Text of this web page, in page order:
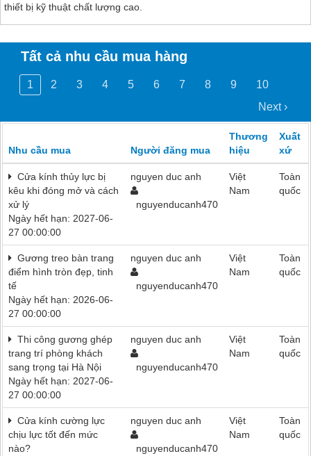
thiết bị kỹ thuật chất lượng cao.
Tất cả nhu cầu mua hàng
1 2 3 4 5 6 7 8 9
10
Next ›
Nhu cầu mua Người đăng mua
Thương
hiệu
Xuất
xứ
Cửa kính thủy lực bị
kêu khi đóng mở và cách
xử lý
Ngày hết hạn: 2027-06-
27 00:00:00
nguyen duc anh
nguyenducanh470
Việt
Nam
Toàn
quốc
Gương treo bàn trang
điểm hình tròn đẹp, tinh
tế
Ngày hết hạn: 2026-06-
27 00:00:00
nguyen duc anh
nguyenducanh470
Việt
Nam
Toàn
quốc
Thi công gương ghép
trang trí phòng khách
sang trọng tại Hà Nội
Ngày hết hạn: 2027-06-
27 00:00:00
nguyen duc anh
nguyenducanh470
Việt
Nam
Toàn
quốc
Cửa kính cường lực
chịu lực tốt đến mức
nào?
nguyen duc anh
nguyenducanh470
Việt
Nam
Toàn
quốc